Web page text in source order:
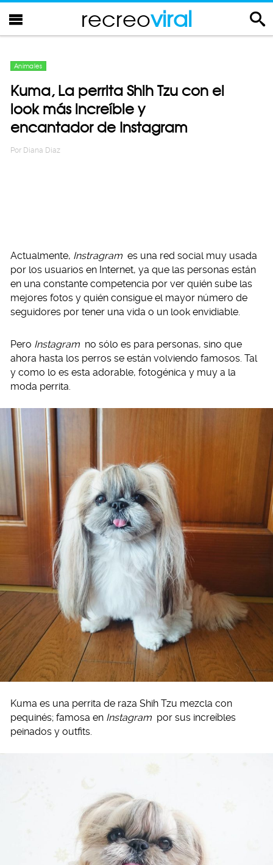
recreoviral
Animales
Kuma, La perrita Shih Tzu con el
look más increíble y
encantador de Instagram
Por Diana Diaz
Actualmente, Instragram es una red social muy usada
por los usuarios en Internet, ya que las personas están
en una constante competencia por ver quién sube las
mejores fotos y quién consigue el mayor número de
seguidores por tener una vida o un look envidiable.
Pero Instagram no sólo es para personas, sino que
ahora hasta los perros se están volviendo famosos. Tal
y como lo es esta adorable, fotogénica y muy a la
moda perrita.
Kuma es una perrita de raza Shih Tzu mezcla con
pequinés; famosa en Instagram por sus increíbles
peinados y outfits.